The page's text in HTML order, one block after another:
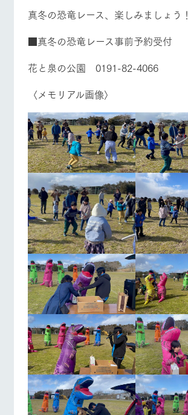
真冬の恐竜レース、楽しみましょう！
■真冬の恐竜レース事前予約受付
花と泉の公園 0191-82-4066
〈メモリアル画像〉